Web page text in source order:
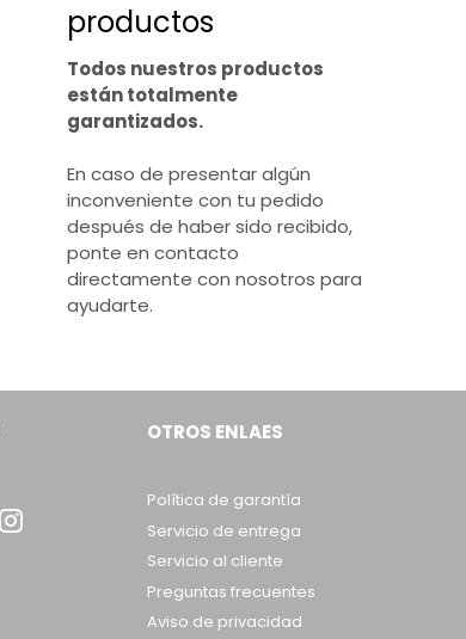
productos
Todos nuestros productos
están totalmente
garantizados.
En caso de presentar algún
inconveniente con tu pedido
después de haber sido recibido,
ponte en contacto
directamente con nosotros para
ayudarte.
OTROS ENLAES
Política de garantía
Servicio de entrega
Servicio al cliente
Preguntas frecuentes
Aviso de privacidad